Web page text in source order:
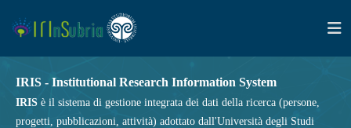
IRIS - Institutional Research Information System
IRIS è il sistema di gestione integrata dei dati della ricerca (persone,
progetti, pubblicazioni, attività) adottato dall'Università degli Studi